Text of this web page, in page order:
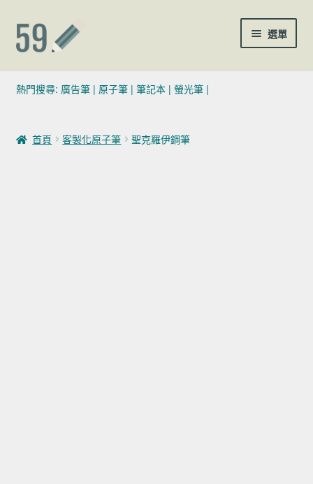
跳至導覽列
跳至主要內容 選單
(02)7729-4140
聯絡我們
熱門搜尋: 廣告筆| 原子筆| 筆記本| 螢光筆|
首頁 客製化原子筆 聖克羅伊鋼筆